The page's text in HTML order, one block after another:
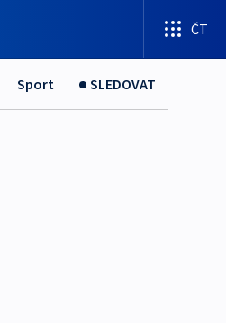
ČT
Sport SLEDOVAT